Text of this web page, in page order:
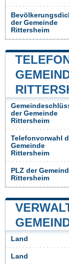
der Gemeinde
Rittersheim
der Gemeinde
Rittersheim
Telefonvorwahl
Gemeinde
Rittersheim
PLZ der
Rittersheim
Land
Land